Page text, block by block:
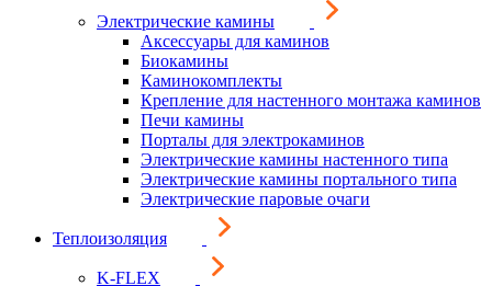
Электрические камины
Аксессуары для каминов
Биокамины
Каминокомплекты
Крепление для настенного монтажа каминов
Печи камины
Порталы для электрокаминов
Электрические камины настенного типа
Электрические камины портального типа
Электрические паровые очаги
Теплоизоляция
K-FLEX